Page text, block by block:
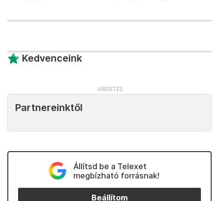
Kedvenceink
Partnereinktől
Állítsd be a Telexet
megbízható forrásnak!
Beállítom